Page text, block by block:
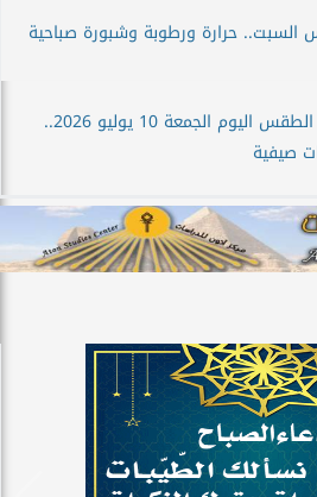
حرارة ورطوبة وشبورة صباحية
حالة الطقس اليوم الجمعة 10 يوليو 2026..
صيفية